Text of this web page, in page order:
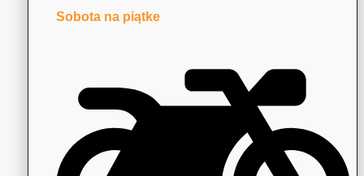
Sobota na piątke